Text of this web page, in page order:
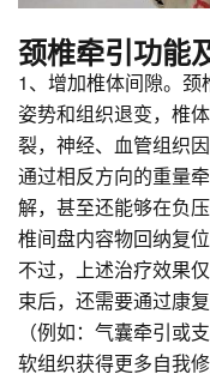
颈椎牵引功能
1、增加椎体间隙。
姿势和组织退变，椎
裂，神经、血管组织
通过相反方向的重量
解，甚至还能够在负
椎间盘内容物回纳复位
不过，上述治疗效果
束后，还需要通过康
（例如：气囊牵引或
软组织获得更多自我